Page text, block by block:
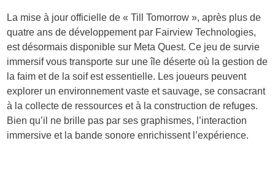
La mise à jour officielle de « Till Tomorrow », après plus de
quatre ans de développement par Fairview Technologies,
est désormais disponible sur Meta Quest. Ce jeu de survie
immersif vous transporte sur une île déserte où la gestion de
la faim et de la soif est essentielle. Les joueurs peuvent
explorer un environnement vaste et sauvage, se consacrant
à la collecte de ressources et à la construction de refuges.
Bien qu’il ne brille pas par ses graphismes, l’interaction
immersive et la bande sonore enrichissent l’expérience.